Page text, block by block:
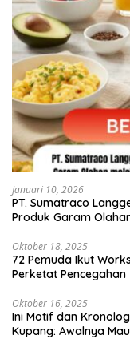
Januari 10, 2026
PT. Sumatraco
Produk Garam
Oktober 18, 2025
72 Pemuda Ikut
Perketat Pencegahan
Oktober 16, 2025
Ini Motif dan
Kupang: Awalnya